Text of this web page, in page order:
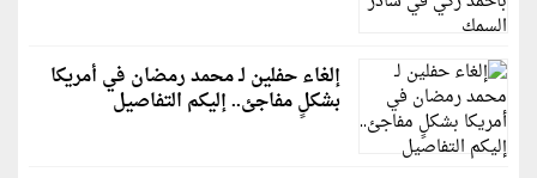
إلغاء حفلين لـ محمد رمضان في أمريكا
بشكلٍ مفاجئ.. إليكم التفاصيل